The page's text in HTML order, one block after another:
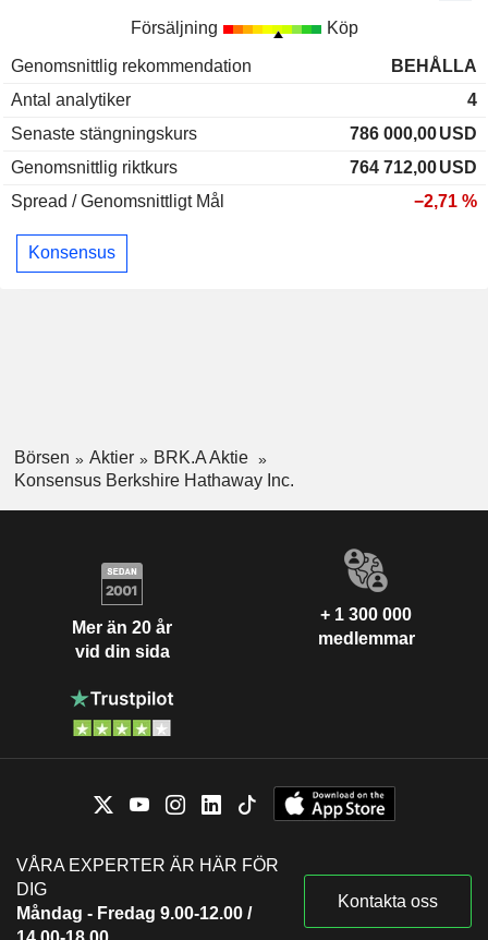
Försäljning Köp
Genomsnittlig rekommendation
BEHÅLLA
Antal analytiker
4
Senaste stängningskurs
786 000,00USD
Genomsnittlig riktkurs
764 712,00USD
Spread / Genomsnittligt Mål
−2,71 %
Konsensus
Börsen Aktier
BRK.A Aktie
Konsensus Berkshire Hathaway Inc.
Mer än 20 år
vid din sida
+ 1 300 000
medlemmar
VÅRA EXPERTER ÄR HÄR FÖR
DIG
Måndag - Fredag 9.00-12.00 /
Kontakta oss